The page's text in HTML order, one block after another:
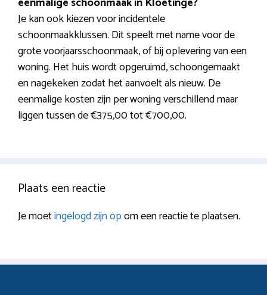
Je kan ook kiezen voor incidentele
schoonmaakklussen. Dit speelt met name voor de
grote voorjaarsschoonmaak, of bij oplevering van een
woning. Het huis wordt opgeruimd, schoongemaakt
en nagekeken zodat het aanvoelt als nieuw. De
eenmalige kosten zijn per woning verschillend maar
liggen tussen de €375,00 tot €700,00.
Plaats een reactie
Je moetingelogd zijn opom een reactie te plaatsen.